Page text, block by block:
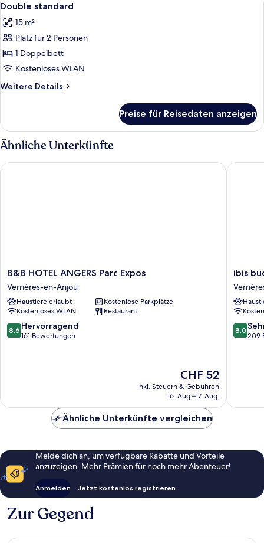
Fotos
für
Double
standard
anzeigen
1
Double standard
15 m²
Platz für 2 Personen
1 Doppelbett
Kostenloses WLAN
Weitere Details
Weitere
standard
Preise für Reisedaten anzeigen
Ähnliche Unterkünfte
B&B
HOTEL
ANGERS
Parc
Expos
Verrières-
en-
B&B HOTEL ANGERS Parc Expos
Verrières-en-Anjou
Haustiere erlaubt
Kostenlose Parkplätze
Kostenloses WLAN
Restaurant
8.6
von
8.6 Hervorragend
161 Bewertungen
Der
Preis
beträgt
CHF 52
inkl. Steuern & Gebühren
16. Aug.–17. Aug.
B&B HOTEL ANGERS Parc Expos
ibis
budget
Angers
Parc
des
ibis
8.0
von
8.0
209
ibis
Ähnliche Unterkünfte vergleichen
Melde dich an, um verfügbare Rabatte und Vorteile
anzuzeigen. Mehr Prämien für noch mehr Abenteuer!
Anmelden Jetzt kostenlos registrieren
Zur Gegend